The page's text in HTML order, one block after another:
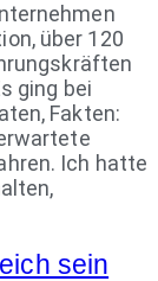
über 120
ging bei
Fakten:
Ich hatte
sein